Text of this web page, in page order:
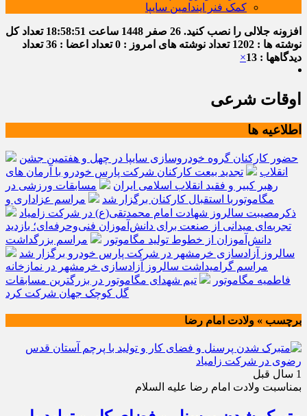
کمک فنر ایندامین سایپا
افزونه جلالی را نصب کنید. 26 صفر 1448 ساعت 18:58:52 تعداد کل
نوشته ها : 1202
تعداد نوشته های امروز : 0 تعداد اعضا : 36
تعداد
دیدگاهها : 13
×
اوقات شرعی
اطلاعیه ها
حضور کارکنان گروه خودروسازی سایپا در چهل و هفتمین جشن
انقلاب
تجدید بیعت کارکنان شرکت پارس خودرو با آرمان های
رهبر کبیر و فقید انقلاب اسلامی ایران
مسابقات ورزشی در
مگاموتوربا استقبال کارکنان برگزار شد
مراسم عزاداری و
ذکرمصیبت سالروز شهادت امام محمدتقی(ع) در شرکت زامیاد
تجربه‌ای میدانی از صنعت برای دانش‌آموزان فنی‌وحرفه‌ای؛ بازدید
دانش‌آموزان از خطوط تولید مگاموتور
مراسم بزرگداشت
سالروز آزادسازی خرمشهر در شرکت پارس خودرو برگزار شد
مراسم گرامیداشت سالروز آزادسازی خرمشهر در نمازخانه
فاطمیه مگاموتور
تیم شهدای مگاموتور در بزرگترین مسابقات
گل کوچک جهان شرکت کرد
برچسب » ولادت امام رضا
1 سال قبل
بمناسبت ولادت امام رضا علیه السلام